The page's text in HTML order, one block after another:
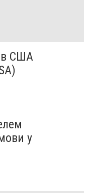
в США
у